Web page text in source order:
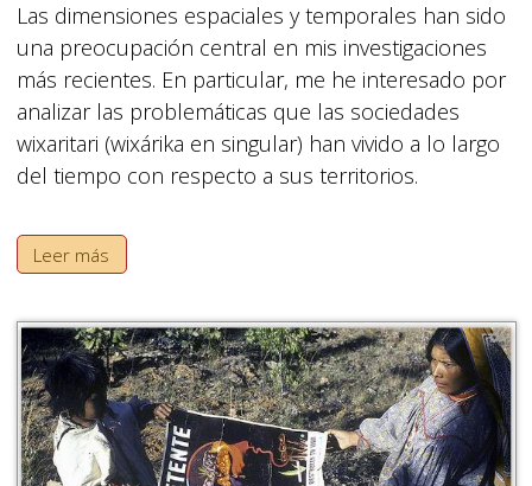
Las dimensiones espaciales y temporales han sido
una preocupación central en mis investigaciones
más recientes. En particular, me he interesado por
analizar las problemáticas que las sociedades
wixaritari (wixárika en singular) han vivido a lo largo
del tiempo con respecto a sus territorios.
Leer más